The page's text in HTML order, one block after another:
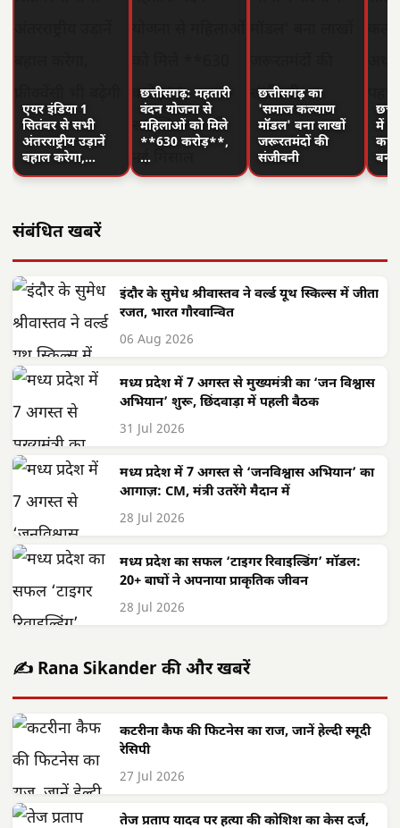
एयर इंडिया 1
सितंबर से सभी
अंतरराष्ट्रीय उड़ानें
बहाल करेगा,…
छत्तीसगढ़: महतारी
वंदन योजना से
महिलाओं को मिले
**630 करोड़**,
…
छत्तीसगढ़ का
'समाज कल्याण
मॉडल' बना लाखों
जरूरतमंदों की
संजीवनी
में
का
संबंधित खबरें
इंदौर के सुमेध श्रीवास्तव ने वर्ल्ड यूथ स्किल्स में जीता
रजत, भारत गौरवान्वित
06 Aug 2026
मध्य प्रदेश में 7 अगस्त से मुख्यमंत्री का ‘जन विश्वास
अभियान’ शुरू, छिंदवाड़ा में पहली बैठक
31 Jul 2026
मध्य प्रदेश में 7 अगस्त से ‘जनविश्वास अभियान’ का
आगाज़: CM, मंत्री उतरेंगे मैदान में
28 Jul 2026
मध्य प्रदेश का सफल ‘टाइगर रिवाइल्डिंग’ मॉडल:
20+ बाघों ने अपनाया प्राकृतिक जीवन
28 Jul 2026
✍️ Rana Sikander की और खबरें
कटरीना कैफ की फिटनेस का राज, जानें हेल्दी स्मूदी
रेसिपी
27 Jul 2026
तेज प्रताप यादव पर हत्या की कोशिश का केस दर्ज,